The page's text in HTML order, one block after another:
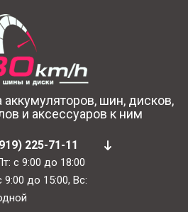
шин, дисков,
и аксессуаров к ним
225-71-11
с 9:00 до 18:00
9:00 до 15:00, Вс: